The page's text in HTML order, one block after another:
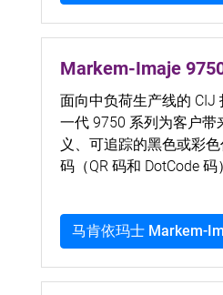
Markem-Imaje
面向中负荷生产线的 CIJ
一代 9750 系列为客户带
义、可追踪的黑色或彩
码（QR 码和 DotCode 码
马肯依玛士 Markem-